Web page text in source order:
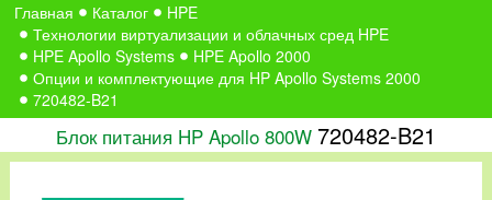
Главная Каталог
HPE
Технологии виртуализации и облачных сред HPE
HPE Apollo Systems
HPE Apollo 2000
Опции и комплектующие для HP Apollo Systems 2000
720482-B21
Блок питания HP Apollo 800W 720482-B21